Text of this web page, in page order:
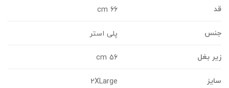
جنس
پلی استر
زیر بغل
56 cm
سایز
2XLarge